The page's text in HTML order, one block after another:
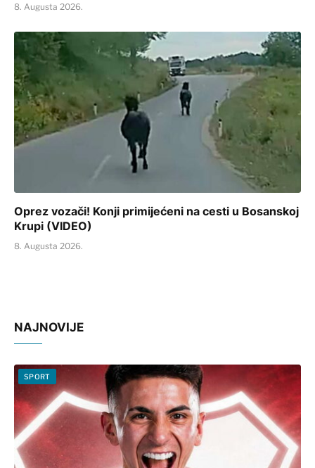
8. Augusta 2026.
Oprez vozači! Konji primijećeni na cesti u Bosanskoj
Krupi (VIDEO)
8. Augusta 2026.
NAJNOVIJE
SPORT